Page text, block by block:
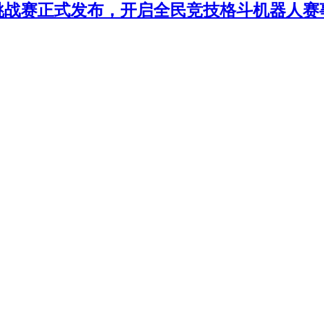
赛正式发布，开启全民竞技格斗机器人赛